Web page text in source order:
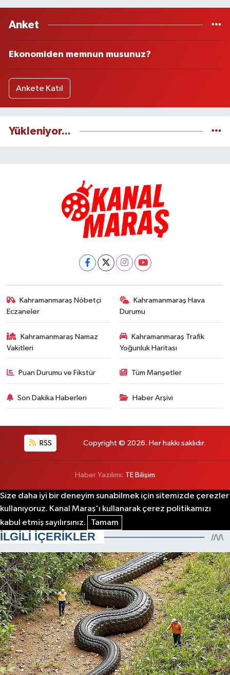
Anket
Ekonomiden memnun musunuz?
Ankete Katıl
Yükleniyor...
Kahramanmaraş Nöbetçi
Eczaneler
Kahramanmaraş Hava
Durumu
Kahramanmaraş Namaz
Vakitleri
Kahramanmaraş Trafik
Yoğunluk Haritası
Puan Durumu ve Fikstür Tüm Manşetler
Son Dakika Haberleri Haber Arşivi
RSS Copyright © 2026. Her hakkı saklıdır.
Haber Yazılımı: TE Bilişim
Size daha iyi bir deneyim sunabilmek için sitemizde çerezler
kullanıyoruz. Kanal Maraş'ı kullanarak çerez politikamızı
kabul etmiş sayılırsınız.
Tamam